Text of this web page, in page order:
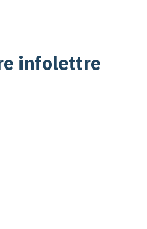
infolettre